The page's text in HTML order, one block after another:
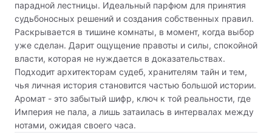
парадной лестницы. Идеальный парфюм для принятия
судьбоносных решений и создания собственных правил.
Раскрывается в тишине комнаты, в момент, когда выбор
уже сделан. Дарит ощущение правоты и силы, спокойной
власти, которая не нуждается в доказательствах.
Подходит архитекторам судеб, хранителям тайн и тем,
чья личная история становится частью большой истории.
Аромат - это забытый шифр, ключ к той реальности, где
Империя не пала, а лишь затаилась в интервалах между
нотами, ожидая своего часа.